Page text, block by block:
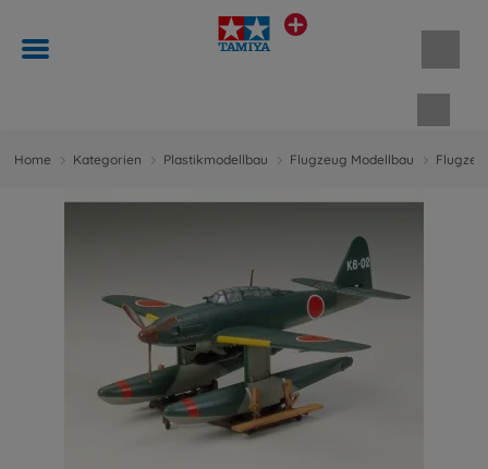
Home Kategorien Plastikmodellbau Flugzeug Modellbau